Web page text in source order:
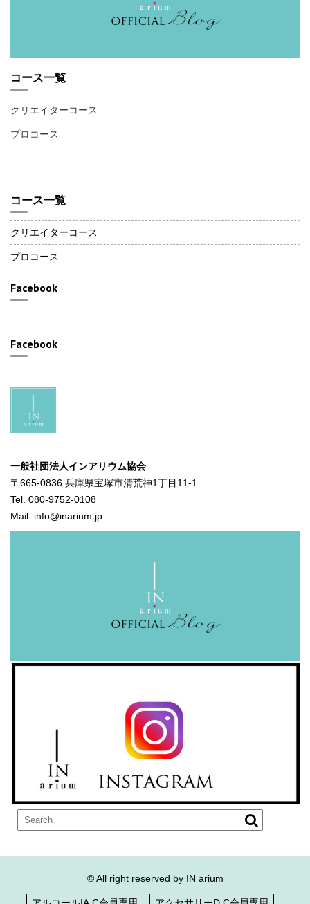
コース一覧
クリエイターコース
プロコース
コース一覧
クリエイターコース
プロコース
Facebook
Facebook
一般社団法人インアリウム協会
〒665-0836 兵庫県宝塚市清荒神1丁目11-1
Tel. 080-9752-0108
Mail. info@inarium.jp
© All right reserved by IN arium